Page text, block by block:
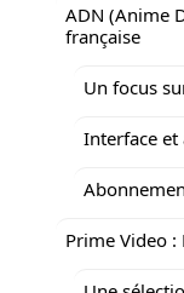
ADN (Anime
française
Un focus
Interface et
Prime Video :